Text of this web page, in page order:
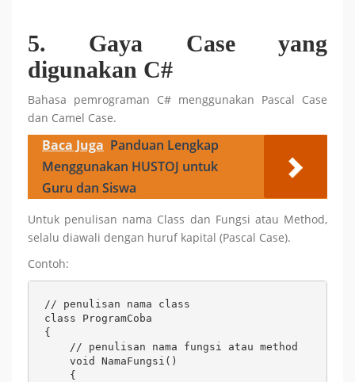
5. Gaya Case yang
digunakan C#
Bahasa pemrograman C# menggunakan Pascal Case
dan Camel Case.
Baca Juga Panduan Lengkap
Menggunakan HUSTOJ untuk
Guru dan Siswa
Untuk penulisan nama Class dan Fungsi atau Method,
selalu diawali dengan huruf kapital (Pascal Case).
Contoh:
// penulisan nama class
class ProgramCoba
{
    // penulisan nama fungsi atau method
    void NamaFungsi()
    {